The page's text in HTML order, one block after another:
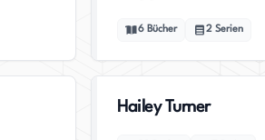
6 Bücher 2 Serien
Hailey Turner